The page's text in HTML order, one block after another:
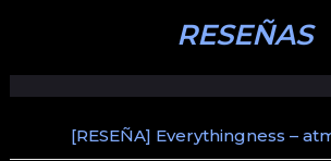
RESEÑAS
[RESEÑA] Everythingness –